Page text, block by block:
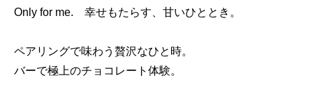
Only for me. 幸せもたらす、甘いひととき。
ペアリングで味わう贅沢なひと時。
バーで極上のチョコレート体験。